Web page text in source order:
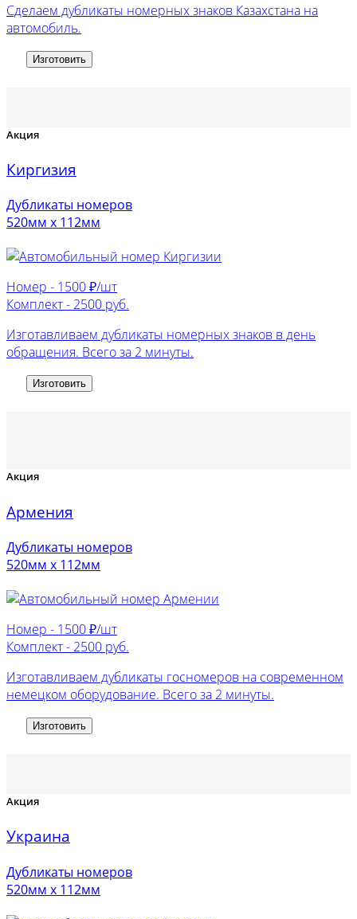
Сделаем дубликаты номерных знаков Казахстана на
автомобиль.
Изготовить
Акция
Киргизия
Дубликаты номеров
520мм х 112мм
Номер - 1500 ₽/шт
Комплект - 2500 руб.
Изготавливаем дубликаты номерных знаков в день
обращения. Всего за 2 минуты.
Изготовить
Акция
Армения
Дубликаты номеров
520мм х 112мм
Номер - 1500 ₽/шт
Комплект - 2500 руб.
Изготавливаем дубликаты госномеров на современном
немецком оборудование. Всего за 2 минуты.
Изготовить
Акция
Украина
Дубликаты номеров
520мм х 112мм